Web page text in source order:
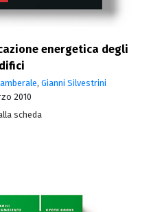
energetica degli
, Gianni Silvestrini
2010
scheda